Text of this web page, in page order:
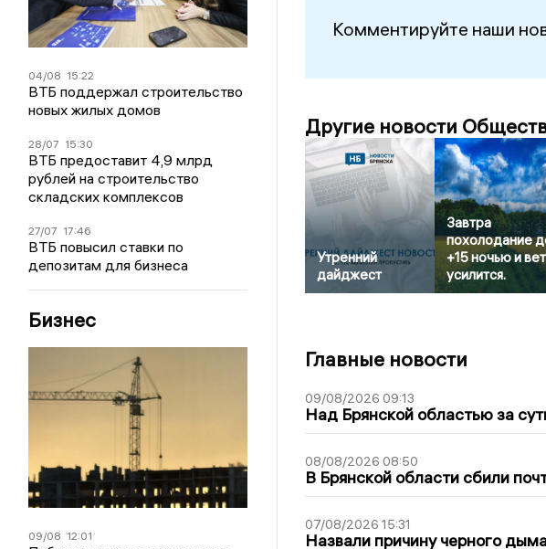
04/08 15:22
ВТБ поддержал строительство
новых жилых домов
28/07 15:30
ВТБ предоставит 4,9 млрд
рублей на строительство
складских комплексов
27/07 17:46
ВТБ повысил ставки по
депозитам для бизнеса
Бизнес
09/08 12:01
Комментируйте наши
Другие новости
Утренний
дайджест
Завтра
похолодание
+15 ночью и
усилится.
Главные новости
09/08/2026 09:13
Над Брянской областью за
08/08/2026 08:50
В Брянской области сбили
07/08/2026 15:31
Назвали причину черного